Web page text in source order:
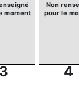
moment
3
Non
pour le
4